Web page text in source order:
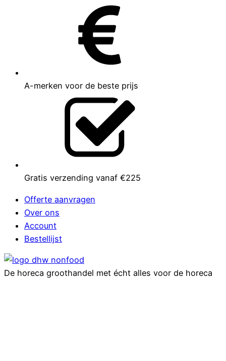
A-merken voor de beste prijs
Gratis verzending vanaf €225
Offerte aanvragen
Over ons
Account
Bestellijst
De horeca groothandel met écht alles voor de horeca